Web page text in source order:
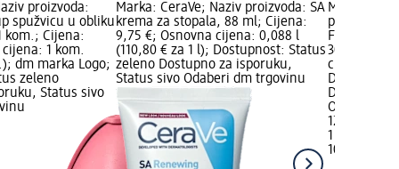
proizvoda:
spužvicu u obliku
kom.; Cijena:
1 kom.
dm marka Logo;
zeleno
Status sivo
Marka: CeraVe; Naziv proizvoda: SA
krema za stopala, 88 ml; Cijena:
9,75 €; Osnovna cijena: 0,088 l
(110,80 € za 1 l); Dostupnost: Status
zeleno Dostupno za isporuku,
Status sivo Odaberi dm trgovinu
Marka:
proizvoda:
Finish 35H
30 ml;
cijena: 1
Dostupno
Odaberi
12,95 €
1 kom.